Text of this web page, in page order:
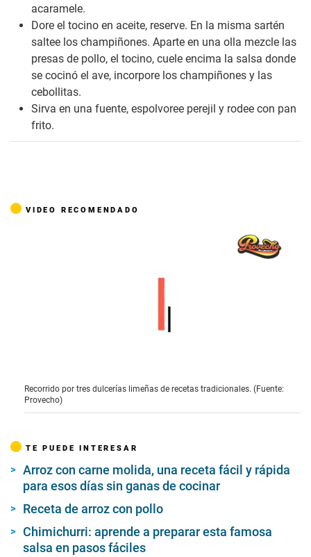
acaramele.
Dore el tocino en aceite, reserve. En la misma sartén
saltee los champiñones. Aparte en una olla mezcle las
presas de pollo, el tocino, cuele encima la salsa donde
se cocinó el ave, incorpore los champiñones y las
cebollitas.
Sirva en una fuente, espolvoree perejil y rodee con pan
frito.
VIDEO RECOMENDADO
0
o
f
3
n
t
e
s
,
6
s
e
c
Recorrido por tres dulcerías limeñas de recetas tradicionales. (Fuente:
Provecho)
TE PUEDE INTERESAR
Arroz con carne molida, una receta fácil y rápida
para esos días sin ganas de cocinar
Receta de arroz con pollo
Chimichurri: aprende a preparar esta famosa
salsa en pasos fáciles